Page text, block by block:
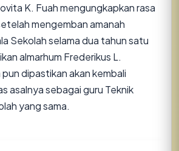
K. Fuah mengungkapkan rasa
mengemban amanah
Sekolah selama dua tahun satu
almarhum Frederikus L.
dipastikan akan kembali
asalnya sebagai guru Teknik
yang sama.